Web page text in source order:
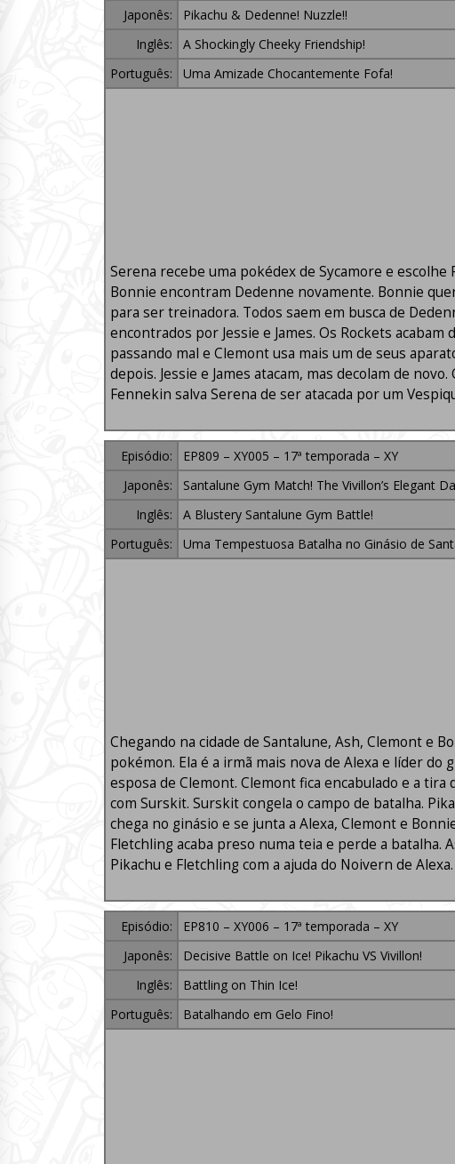
Japonês:
Pikachu & Dedenne! Nuzzle!!
Inglês:
A Shockingly Cheeky Friendship!
Português:
Uma Amizade Chocantemente Fofa!
Serena recebe uma pokédex de Sycamore e
Bonnie encontram Dedenne novamente. Bonnie
para ser treinadora. Todos saem em busca de
encontrados por Jessie e James. Os Rockets
passando mal e Clemont usa mais um de seus
depois. Jessie e James atacam, mas decolam de
Fennekin salva Serena de ser atacada por um
Episódio:
EP809 – XY005 – 17ª temporada – XY
Japonês:
Santalune Gym Match! The Vivillon’s Elegant
Inglês:
A Blustery Santalune Gym Battle!
Português:
Uma Tempestuosa Batalha no Ginásio de
Chegando na cidade de Santalune, Ash, Clemont e
pokémon. Ela é a irmã mais nova de Alexa e líder
esposa de Clemont. Clemont fica encabulado e a tira
com Surskit. Surskit congela o campo de batalha.
chega no ginásio e se junta a Alexa, Clemont e
Fletchling acaba preso numa teia e perde a
Pikachu e Fletchling com a ajuda do Noivern de
Episódio:
EP810 – XY006 – 17ª temporada – XY
Japonês:
Decisive Battle on Ice! Pikachu VS Vivillon!
Inglês:
Battling on Thin Ice!
Português:
Batalhando em Gelo Fino!